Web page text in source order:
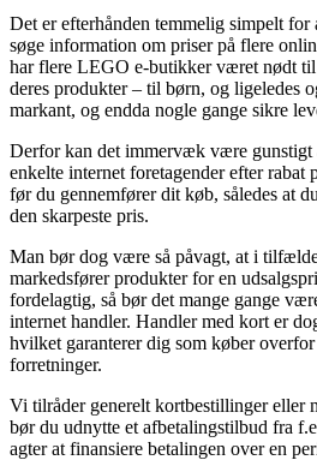
Det er efterhånden temmelig simpelt
søge information om priser på flere
har flere LEGO e-butikker været nødt til
deres produkter – til børn, og ligeledes
markant, og endda nogle gange sikre
Derfor kan det immervæk være gunstigt
enkelte internet foretagender efter
før du gennemfører dit køb, således at
den skarpeste pris.
Man bør dog være så påvagt, at i
markedsfører produkter for en
fordelagtig, så bør det mange gange
internet handler. Handler med kort er
hvilket garanterer dig som køber
forretninger.
Vi tilråder generelt kortbestillinger eller
bør du udnytte et afbetalingstilbud fra
agter at finansiere betalingen over en